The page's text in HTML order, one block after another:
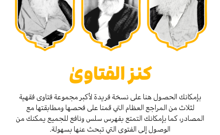
كنز الفتاوىٰ
بإمكانك الحصول هنا على نسخة فريدة لأكبر مجموعة فتاوى فقهية
لثلاث من المراجع العظام التي قمنا على فحصها ومطابقتها مع
المصادر، كما بإمكانك التمتع بفهرس سلس ونافع للجميع يمكنك من
الوصول إلى الفتوى التي تبحث عنها بسهولة.